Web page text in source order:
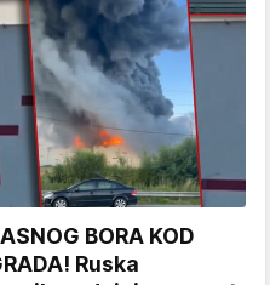
BORA KOD
Ruska